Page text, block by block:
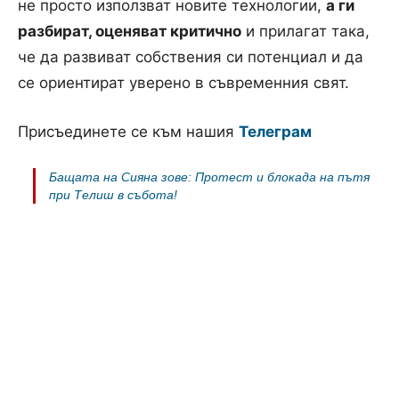
не просто използват новите технологии, а ги
разбират, оценяват критично и прилагат така,
че да развиват собствения си потенциал и да
се ориентират уверено в съвременния свят.
Присъединете се към нашия Телеграм
Бащата на Сияна зове: Протест и блокада на пътя
при Телиш в събота!